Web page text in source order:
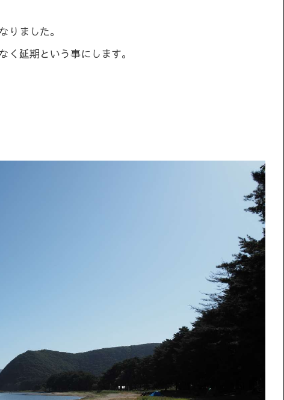
りました。
延期という事にします。